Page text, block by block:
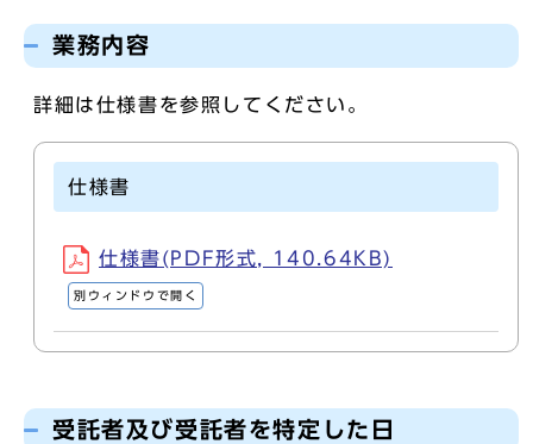
業務内容
詳細は仕様書を参照してください。
仕様書
仕様書(PDF形式, 140.64KB)
別ウィンドウで開く
受託者及び受託者を特定した日